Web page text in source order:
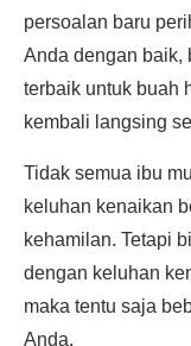
persoalan baru
Anda dengan baik,
terbaik untuk buah
kembali langsing
Tidak semua ibu
keluhan kenaikan
kehamilan. Tetapi
dengan keluhan
maka tentu saja
Anda.